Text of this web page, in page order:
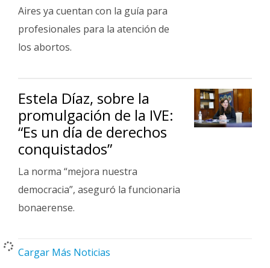
Aires ya cuentan con la guía para
profesionales para la atención de
los abortos.
Estela Díaz, sobre la
promulgación de la IVE:
“Es un día de derechos
conquistados”
La norma “mejora nuestra
democracia”, aseguró la funcionaria
bonaerense.
Cargar Más Noticias